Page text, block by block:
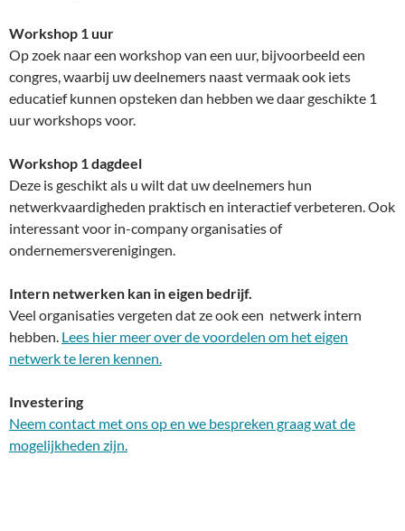
Workshop 1 uur
Op zoek naar een workshop van een uur, bijvoorbeeld een
congres, waarbij uw deelnemers naast vermaak ook iets
educatief kunnen opsteken dan hebben we daar geschikte 1
uur workshops voor.
Workshop 1 dagdeel
Deze is geschikt als u wilt dat uw deelnemers hun
netwerkvaardigheden praktisch en interactief verbeteren. Ook
interessant voor in-company organisaties of
ondernemersverenigingen.
Intern netwerken kan in eigen bedrijf.
Veel organisaties vergeten dat ze ook een netwerk intern
hebben. Lees hier meer over de voordelen om het eigen
netwerk te leren kennen.
Investering
Neem contact met ons op en we bespreken graag wat de
mogelijkheden zijn.